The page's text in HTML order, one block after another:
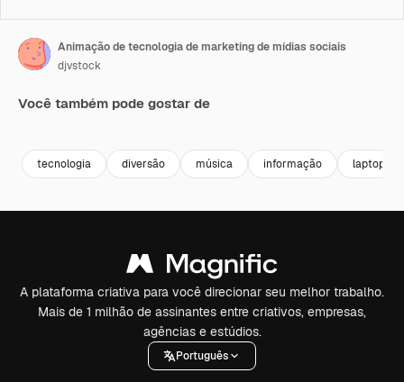
Animação de tecnologia de marketing de mídias sociais
djvstock
Você também pode gostar de
tecnologia diversão música informação laptop
A plataforma criativa para você direcionar seu melhor trabalho.
Mais de 1 milhão de assinantes entre criativos, empresas,
agências e estúdios.
Português